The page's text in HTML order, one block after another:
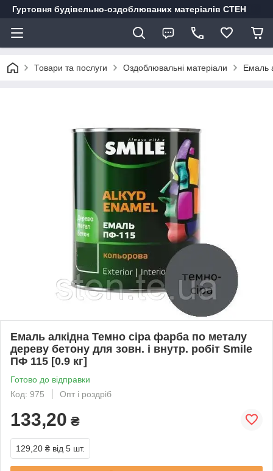
Гуртовня будівельно-оздоблюваних матеріалів СТЕН
Товари та послуги Оздоблювальні матеріали Емаль
Емаль алкідна Темно сіра фарба по металу
дереву бетону для зовн. і внутр. робіт Smile
ПФ 115 [0.9 кг]
Готово до відправки
Код: 975
Опт і роздріб
133,20 ₴
129,20 ₴ від 5 шт.